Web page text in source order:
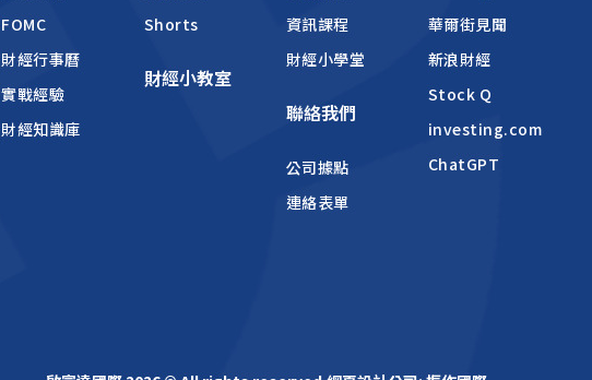
FOMC
財經行事曆
實戰經驗
財經知識庫
Shorts
財經小教室
資訊課程
財經小學堂
聯絡我們
公司據點
連絡表單
華爾街見聞
新浪財經
Stock Q
investing.com
ChatGPT